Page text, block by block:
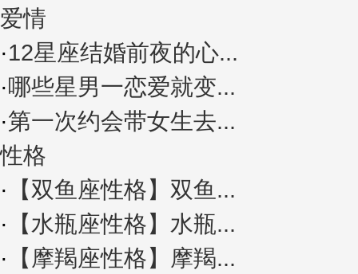
爱情
·12星座结婚前夜的心...
·哪些星男一恋爱就变...
·第一次约会带女生去...
性格
· 【双鱼座性格】双鱼...
· 【水瓶座性格】水瓶...
· 【摩羯座性格】摩羯...